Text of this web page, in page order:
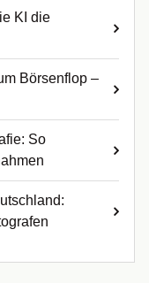
KI die
Börsenflop –
So